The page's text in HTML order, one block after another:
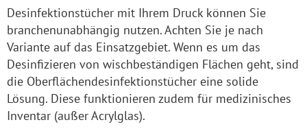
Desinfektionstücher mit Ihrem Druck können Sie
branchenunabhängig nutzen. Achten Sie je nach
Variante auf das Einsatzgebiet. Wenn es um das
Desinfizieren von wischbeständigen Flächen geht, sind
die Oberflächendesinfektionstücher eine solide
Lösung. Diese funktionieren zudem für medizinisches
Inventar (außer Acrylglas).